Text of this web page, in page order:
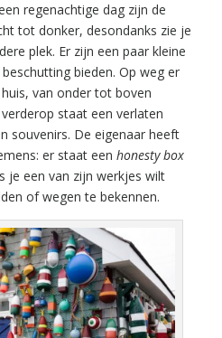
regenachtige dag zijn de
tot donker, desondanks zie je
plek. Er zijn een paar kleine
bieden. Op weg er
van onder tot boven
staat een verlaten
souvenirs. De eigenaar heeft
er staat een honesty box
je een van zijn werkjes wilt
of wegen te bekennen.